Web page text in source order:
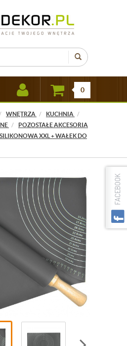
0
WNĘTRZA
KUCHNIA
POZOSTAŁE AKCESORIA
XXL + WAŁEK DO